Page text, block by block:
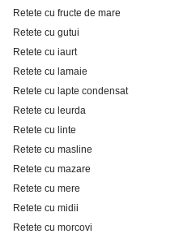
Retete cu fructe de mare
Retete cu gutui
Retete cu iaurt
Retete cu lamaie
Retete cu lapte condensat
Retete cu leurda
Retete cu linte
Retete cu masline
Retete cu mazare
Retete cu mere
Retete cu midii
Retete cu morcovi